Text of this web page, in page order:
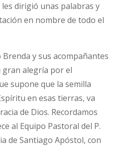
dirigió unas palabras y
en nombre de todo el
y sus acompañantes
alegría por el
supone que la semilla
en esas tierras, va
de Dios. Recordamos
al Equipo Pastoral del P.
de Santiago Apóstol, con